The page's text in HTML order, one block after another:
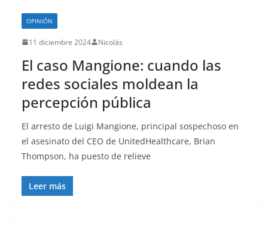
OPINIÓN
11 diciembre 2024 Nicolás
El caso Mangione: cuando las
redes sociales moldean la
percepción pública
El arresto de Luigi Mangione, principal sospechoso en
el asesinato del CEO de UnitedHealthcare, Brian
Thompson, ha puesto de relieve
Leer más